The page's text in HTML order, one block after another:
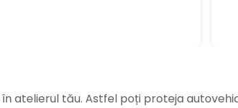
în atelierul tău. Astfel poți proteja